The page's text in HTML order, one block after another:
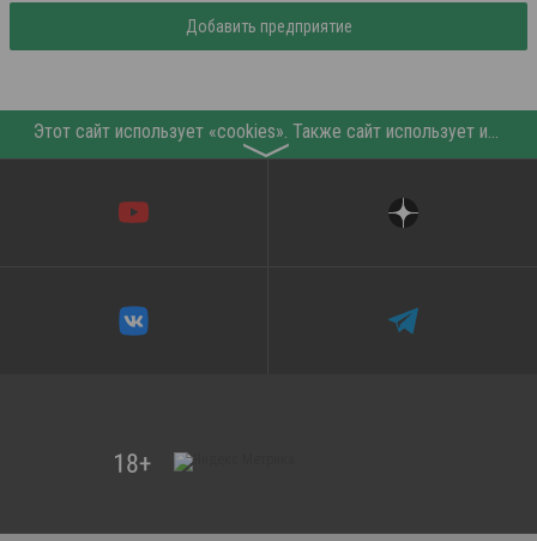
Добавить предприятие
Этот сайт использует «cookies». Также сайт использует интернет-сервис для сбора технических данных касательно посетителей с целью получения маркетинговой и статистической информации. Условия обработки данных посетителей сайта см.
〉